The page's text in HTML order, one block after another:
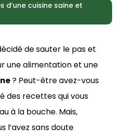
d’une cuisine saine et
de sauter le pas et
une alimentation et une
? Peut-être avez-vous
des recettes qui vous
à la bouche. Mais,
l’avez sans doute